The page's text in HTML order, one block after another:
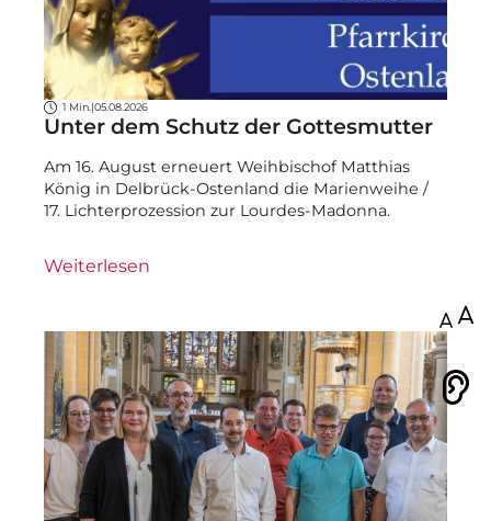
1 Min. |05.08.2026
Unter dem Schutz der Gottesmutter
Am 16. August erneuert Weihbischof Matthias
König in Delbrück-Ostenland die Marienweihe /
17. Lichterprozession zur Lourdes-Madonna.
Weiterlesen
Vorlesen